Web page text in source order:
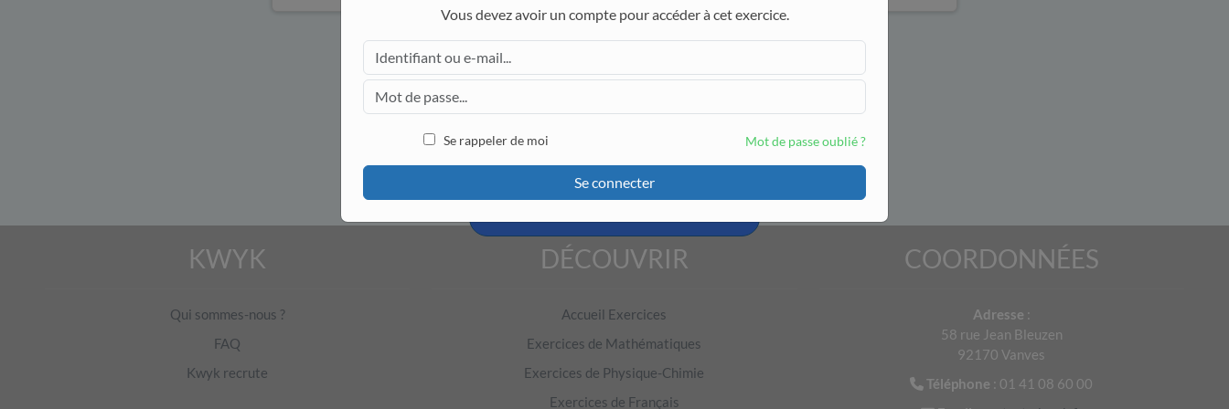
Vous devez avoir un compte pour accéder à cet exercice.
Se rappeler de moi Mot de passe oublié ?
Se connecter
Pour accéder à cet exercice, il faut être connecté.
Créer un compte et tester
KWYK
Qui sommes-nous ?
FAQ
Kwyk recrute
DÉCOUVRIR
Accueil Exercices
Exercices de Mathématiques
Exercices de Physique-Chimie
Exercices de Français
COORDONNÉES
Adresse :
58 rue Jean Bleuzen
92170 Vanves
Téléphone : 01 41 08 60 00